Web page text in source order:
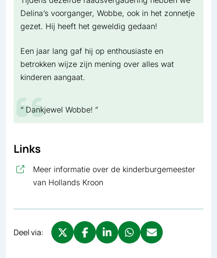
Delina’s voorganger, Wobbe, ook in het zonnetje
gezet. Hij heeft het geweldig gedaan!
Een jaar lang gaf hij op enthousiaste en
betrokken wijze zijn mening over alles wat
kinderen aangaat.
Dankjewel Wobbe!
Links
Meer informatie over de kinderburgemeester
van Hollands Kroon
Deel via: